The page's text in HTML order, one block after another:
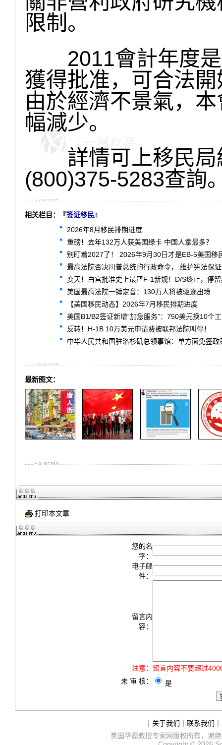
限制。
2011會計年度是
獲得批准，可合法
由於經濟不景氣，
幅減少。
詳情可上移民局
(800)375-5283查詢
相关栏目：『签证移民』
2026年8月移民排期进度
重磅！去年132万人获美国绿卡 中国人拿最多？
别盯着2027了！ 2026年9月30日才是EB-5美国移
最高法院否决川普总统的行政命令， 维护宪法保
变天！白宫批准史上最严F-1新规！D/S终止，停
美国最高法院一锤定音：130万人将被驱逐出境
【美国移民动态】2026年7月移民排期进度
美国B1/B2签证新增“加急服务”：750美元换10个
反转！H-1B 10万美元申请费被联邦法院叫停！
中华人民共和国驻洛杉矶总领事馆：单方面免签
最新图文：
打印本文章
您的名
字：
电子邮
件：
留言内
容：
注意： 留言内容不要超过
未 审 核：
是
关于我们 联系我们
美国华裔教授专家网版权所有，谢